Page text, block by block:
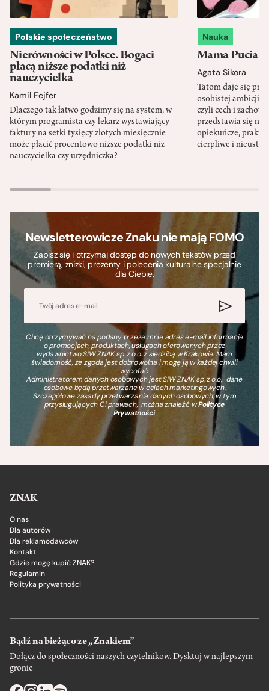
Polskie społeczeństwo
Nierówności w Polsce. Bogaci
płacą niższe podatki niż
nauczycielka
Kamil Fejfer
Dlaczego tak łatwo godzimy się na system, w
którym programista czy lekarz wystawiający
faktury na setki tysięcy złotych miesięcznie
może płacić procentowo niższe podatki niż
nauczycielka czy urzędniczka?
Nauka
Mama Pucia
Agata Sikora
Tatom daje się
osobistej ambicji,
czyli cech i
przedstawia się
opiekuńcze,
cierpliwe i
Newsletterowicze Znaku nie mają FOMO
Zapisz się i otrzymaj dostęp do nowych tekstów przed
premierą, zniżki, prezenty i polecenia kulturalne specjalnie
dla Ciebie.
Chcę otrzymywać na podany przeze mnie adres e-mail informacje
o promocjach, produktach, usługach oferowanych przez
wydawnictwo SIW ZNAK sp. z o.o. z siedzibą w Krakowie. Mam
świadomość, że zgoda jest dobrowolna i mogę ją w każdej chwili
wycofać.
Administratorem danych osobowych jest SIW ZNAK sp. z o.o., dane
osobowe będą przetwarzane w celach marketingowych.
Szczegółowe zasady przetwarzania danych osobowych, w tym
przysługujących Ci prawach, można znaleźć wPolityce
Prywatności.
ZNAK
O nas
Dla autorów
Dla reklamodawców
Kontakt
Gdzie mogę kupić ZNAK?
Regulamin
Polityka prywatności
Bądź na bieżąco ze „Znakiem”
Dołącz do społeczności naszych czytelnikow. Dysktuj w najlepszym
gronie